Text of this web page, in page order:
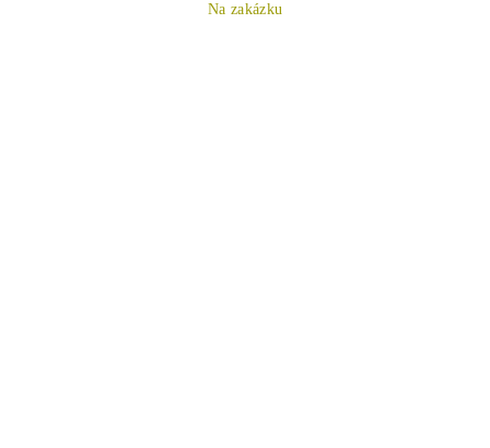
Na zakázku